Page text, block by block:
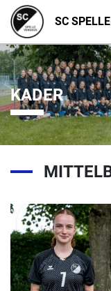
SC
KADER